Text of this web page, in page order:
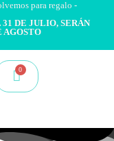
para regalo -
DE JULIO, SERÁN
AGOSTO